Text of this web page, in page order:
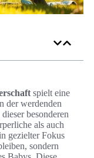
spielt eine
der werdenden
besonderen
als auch
gezielter Fokus
sondern